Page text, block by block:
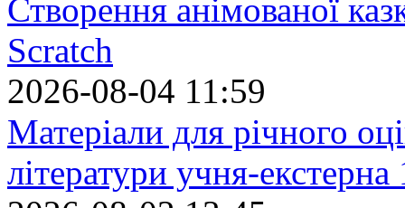
Створення анімованої
Scratch
2026-08-04 11:59
Матеріали для річного
літератури учня-екстерна